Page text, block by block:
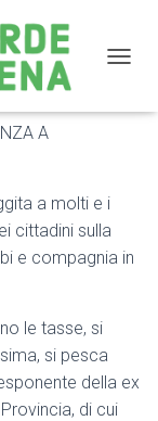
SI METTONO
UNA
A
a molti e i
cittadini sulla
e compagnia in
le tasse, si
si pesca
della ex
di cui